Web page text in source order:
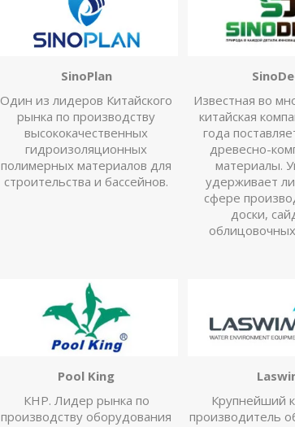
SinoPlan
Один из лидеров Китайского
рынка по производству
высококачественных
гидроизоляционных
полимерных материалов для
строительства и бассейнов.
Известная во
китайская
года
древесно-
материалы.
удерживает
сфере
доски,
Pool King
КНР. Лидер рынка по
производству оборудования
Крупнейший
производитель